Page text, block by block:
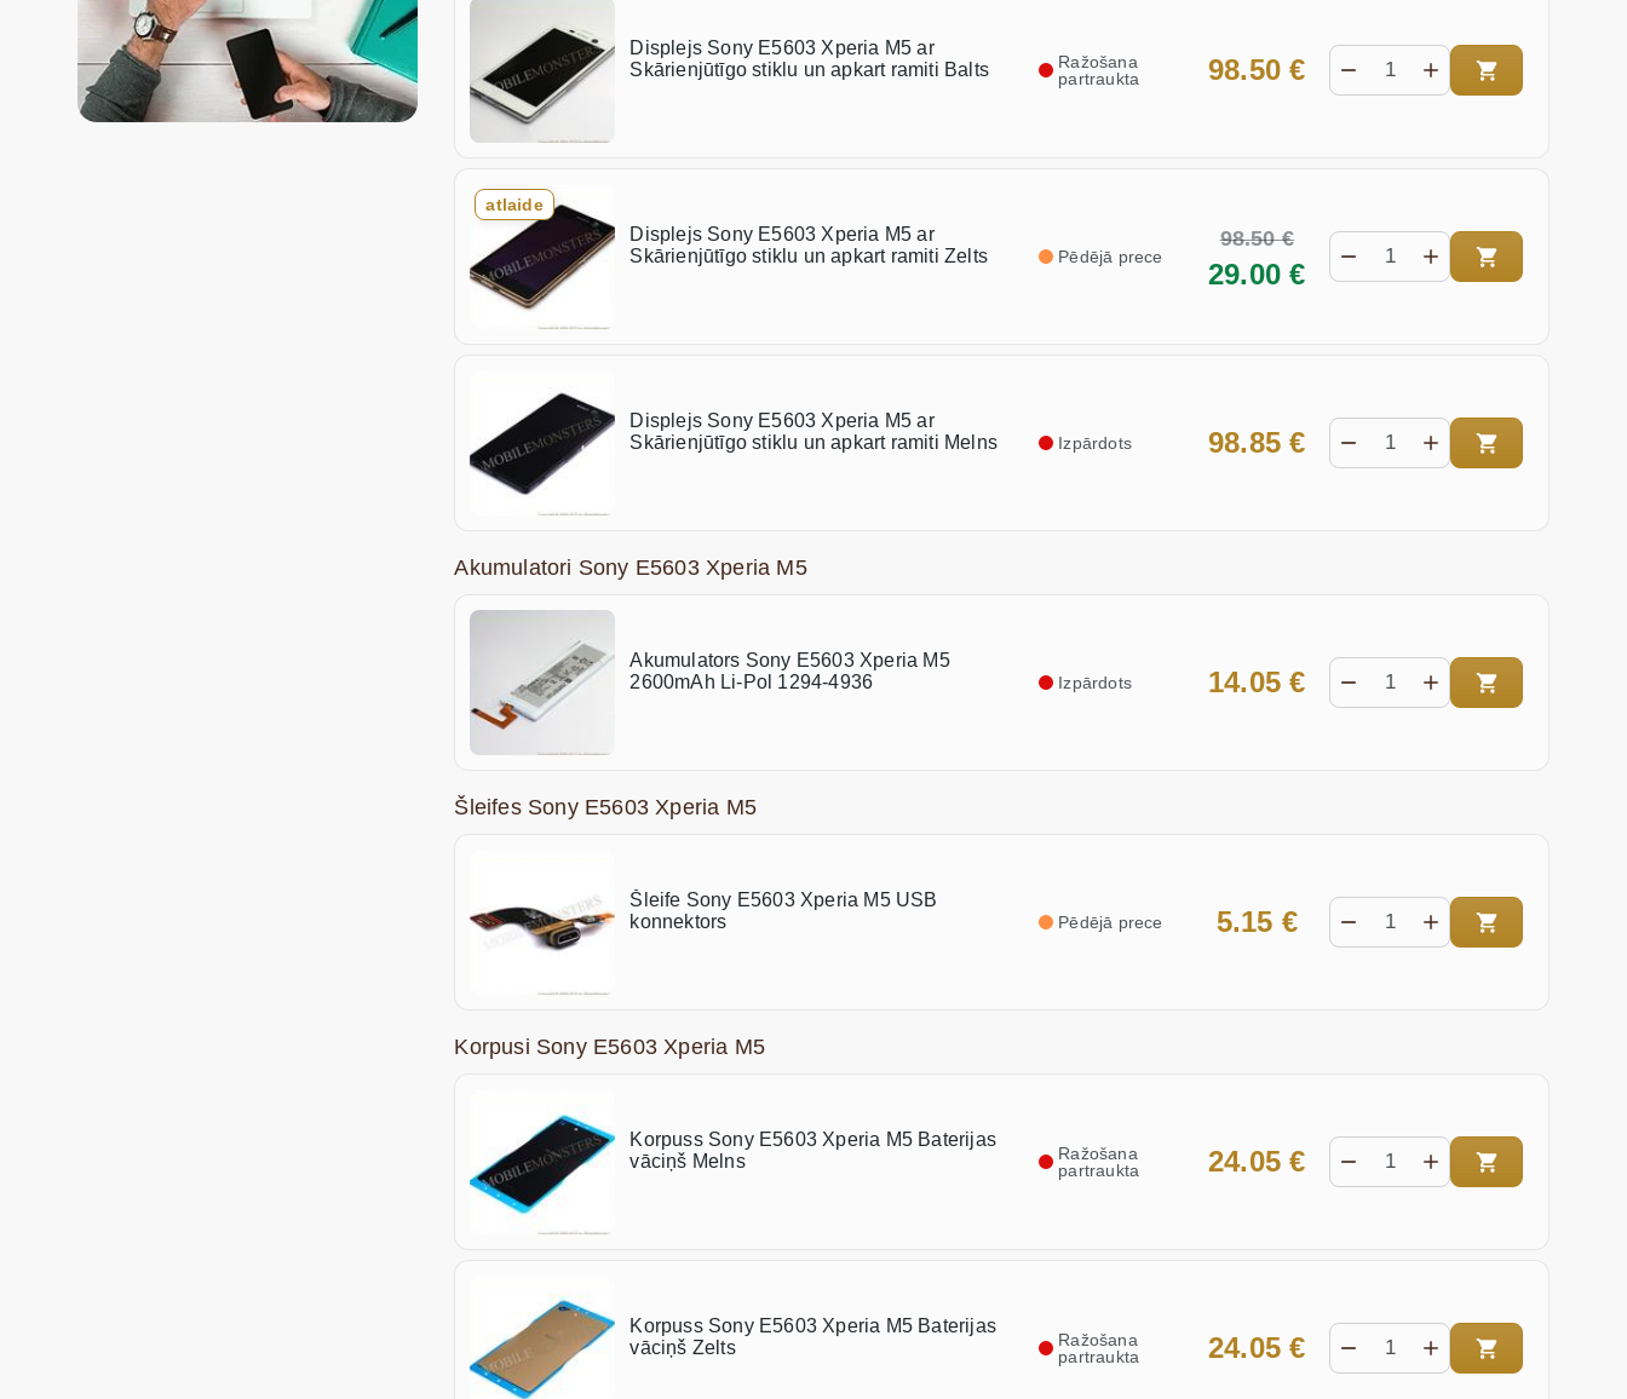
Displejs Sony E5603 Xperia M5 ar
Skārienjūtīgo stiklu un apkart ramiti Balts
98.50 €
Ražošana
partraukta
atlaide
Displejs Sony E5603 Xperia M5 ar
Skārienjūtīgo stiklu un apkart ramiti Zelts
98.50 €
29.00 €
Pēdējā prece
Displejs Sony E5603 Xperia M5 ar
Skārienjūtīgo stiklu un apkart ramiti Melns
98.85 €
Izpārdots
Akumulatori Sony E5603 Xperia M5
Akumulators Sony E5603 Xperia M5
2600mAh Li-Pol 1294-4936
14.05 €
Izpārdots
Šleifes Sony E5603 Xperia M5
Šleife Sony E5603 Xperia M5 USB
konnektors
5.15 €
Pēdējā prece
Korpusi Sony E5603 Xperia M5
Korpuss Sony E5603 Xperia M5 Baterijas
vāciņš Melns
24.05 €
Ražošana
partraukta
Korpuss Sony E5603 Xperia M5 Baterijas
vāciņš Zelts
24.05 €
Ražošana
partraukta